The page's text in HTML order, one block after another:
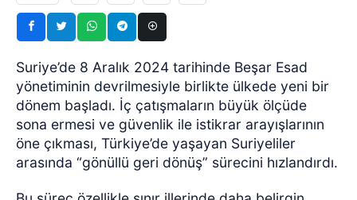
Suriye’de 8 Aralık 2024 tarihinde Beşar Esad
yönetiminin devrilmesiyle birlikte ülkede yeni bir
dönem başladı. İç çatışmaların büyük ölçüde
sona ermesi ve güvenlik ile istikrar arayışlarının
öne çıkması, Türkiye’de yaşayan Suriyeliler
arasında “gönüllü geri dönüş” sürecini hızlandırdı.